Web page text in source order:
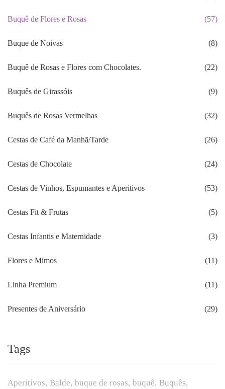
Buquê de Flores e Rosas (57)
Buque de Noivas (8)
Buquê de Rosas e Flores com Chocolates. (22)
Buquês de Girassóis (9)
Buquês de Rosas Vermelhas (32)
Cestas de Café da Manhã/Tarde (26)
Cestas de Chocolate (24)
Cestas de Vinhos, Espumantes e Aperitivos (53)
Cestas Fit & Frutas (5)
Cestas Infantis e Maternidade (3)
Flores e Mimos (11)
Linha Premium (11)
Presentes de Aniversário (29)
Tags
Aperitivos Balde buque de rosas buquê Buquês